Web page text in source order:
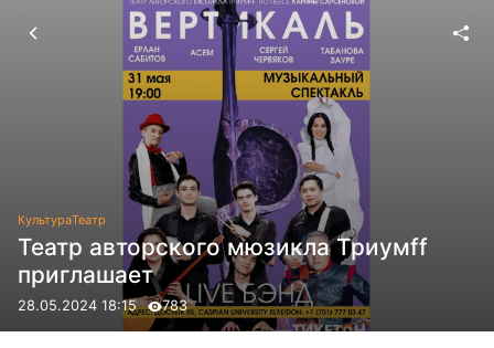
КультураТеатр
Театр авторского мюзикла Триумff
приглашает
28.05.2024 18:15 783